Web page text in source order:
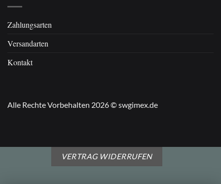
Zahlungsarten
Versandarten
Kontakt
Alle Rechte Vorbehalten 2026 © swgimex.de
VERTRAG WIDERRUFEN